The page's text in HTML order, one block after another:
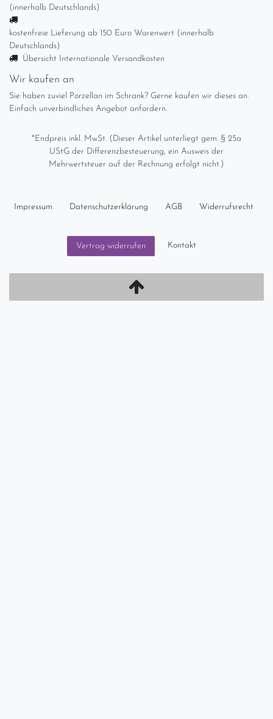
(innerhalb Deutschlands)
kostenfreie Lieferung ab 150 Euro Warenwert (innerhalb
Deutschlands)
Übersicht Internationale Versandkosten
Wir kaufen an
Sie haben zuviel Porzellan im Schrank? Gerne kaufen wir dieses an.
Einfach unverbindliches Angebot anfordern.
*Endpreis inkl. MwSt. (Dieser Artikel unterliegt gem. § 25a
UStG der Differenzbesteuerung, ein Ausweis der
Mehrwertsteuer auf der Rechnung erfolgt nicht.)
Impressum Daten­schutz­erklärung AGB Widerrufs­recht
Vertrag widerrufen Kontakt